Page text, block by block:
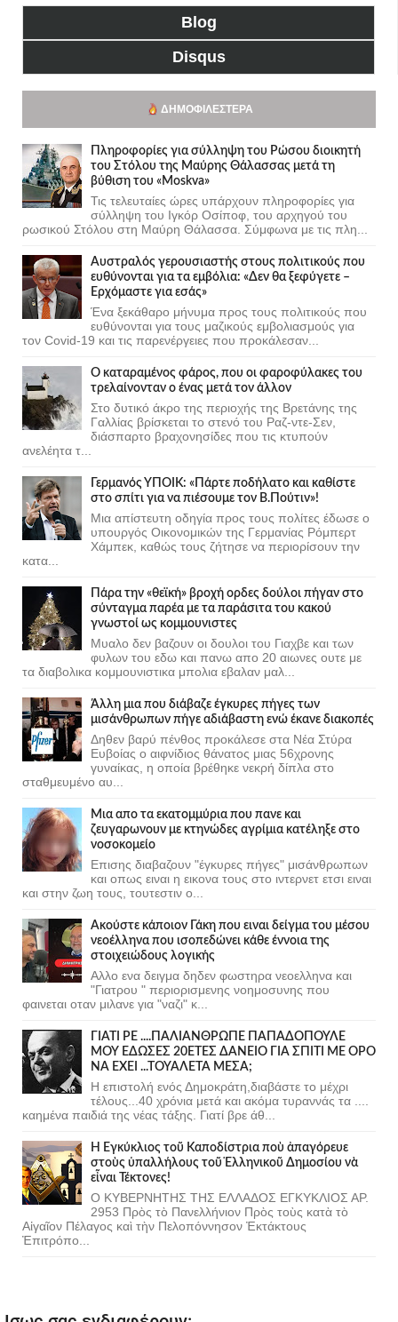
Blog
Disqus
ΔΗΜΟΦΙΛΈΣΤΕΡΑ
Πληροφορίες για σύλληψη του Ρώσου διοικητή
του Στόλου της Mαύρης Θάλασσας μετά τη
βύθιση του «Moskva»
Τις τελευταίες ώρες υπάρχουν πληροφορίες για
σύλληψη του Ιγκόρ Οσίποφ, του αρχηγού του
ρωσικού Στόλου στη Μαύρη Θάλασσα. Σύμφωνα με τις πλη...
Αυστραλός γερουσιαστής στους πολιτικούς που
ευθύνονται για τα εμβόλια: «Δεν θα ξεφύγετε –
Ερχόμαστε για εσάς»
Ένα ξεκάθαρο μήνυμα προς τους πολιτικούς που
ευθύνονται για τους μαζικούς εμβολιασμούς για
τον Covid-19 και τις παρενέργειες που προκάλεσαν...
Ο καταραμένος φάρος, που οι φαροφύλακες του
τρελαίνονταν ο ένας μετά τον άλλον
Στο δυτικό άκρο της περιοχής της Βρετάνης της
Γαλλίας βρίσκεται το στενό του Ραζ-ντε-Σεν,
διάσπαρτο βραχονησίδες που τις κτυπούν
ανελέητα τ...
Γερμανός ΥΠΟΙΚ: «Πάρτε ποδήλατο και καθίστε
στο σπίτι για να πιέσουμε τον Β.Πούτιν»!
Μια απίστευτη οδηγία προς τους πολίτες έδωσε ο
υπουργός Οικονομικών της Γερμανίας Ρόμπερτ
Χάμπεκ, καθώς τους ζήτησε να περιορίσουν την
κατα...
Πάρα την «θεϊκή» βροχή ορδες δούλοι πήγαν στο
σύνταγμα παρέα με τα παράσιτα του κακού
γνωστοί ως κομμουνιστες
Μυαλο δεν βαζουν οι δουλοι του Γιαχβε και των
φυλων του εδω και πανω απο 20 αιωνες ουτε με
τα διαβολικα κομμουνιστικα μπολια εβαλαν μαλ...
Άλλη μια που διάβαζε έγκυρες πήγες των
μισάνθρωπων πήγε αδιάβαστη ενώ έκανε διακοπές
Δηθεν βαρύ πένθος προκάλεσε στα Νέα Στύρα
Ευβοίας ο αιφνίδιος θάνατος μιας 56χρονης
γυναίκας, η οποία βρέθηκε νεκρή δίπλα στο
σταθμευμένο αυ...
Μια απο τα εκατομμύρια που πανε και
ζευγαρωνουν με κτηνώδες αγρίμια κατέληξε στο
νοσοκομείο
Επισης διαβαζουν "έγκυρες πήγες" μισάνθρωπων
και οπως ειναι η εικονα τους στο ιντερνετ ετσι ειναι
και στην ζωη τους, τουτεστιν ο...
Ακούστε κάποιον Γάκη που ειναι δείγμα του μέσου
νεοέλληνα που ισοπεδώνει κάθε έννοια της
στοιχειώδους λογικής
Αλλο ενα δειγμα δηδεν φωστηρα νεοελληνα και
"Γιατρου " περιορισμενης νοημοσυνης που
φαινεται οταν μιλανε για "ναζι" κ...
ΓΙΑΤΙ ΡΕ ....ΠΑΛΙΑΝΘΡΩΠΕ ΠΑΠΑΔΟΠΟΥΛΕ
ΜΟΥ ΕΔΩΣΕΣ 20ΕΤΕΣ ΔΑΝΕΙΟ ΓΙΑ ΣΠΙΤΙ ΜΕ ΟΡΟ
ΝΑ ΕΧΕΙ ...ΤΟΥΑΛΕΤΑ ΜΕΣΑ;
Η επιστολή ενός Δημοκράτη,διαβάστε το μέχρι
τέλους...40 χρόνια μετά και ακόμα τυραννάς τα ....
καημένα παιδιά της νέας τάξης. Γιατί βρε άθ...
Ἡ Ἐγκύκλιος τοῦ Καποδίστρια ποὺ ἀπαγόρευε
στοὺς ὑπαλλήλους τοῦ Ἑλληνικοῦ Δημοσίου νὰ
εἶναι Τέκτονες!
Ο ΚΥΒΕΡΝΗΤΗΣ ΤΗΣ ΕΛΛΑΔΟΣ ΕΓΚΥΚΛΙΟΣ ΑΡ.
2953 Πρὸς τὸ Πανελλήνιον Πρὸς τοὺς κατὰ τὸ
Αἰγαῖον Πέλαγος καὶ τὴν Πελοπόννησον Ἐκτάκτους
Ἐπιτρόπο...